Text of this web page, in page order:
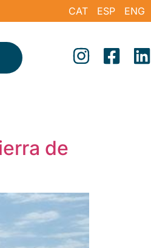
CAT ESP ENG
de